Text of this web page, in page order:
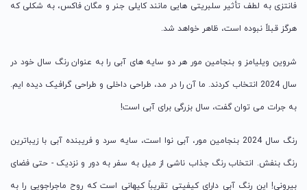
فانتزی به لطف تأثیر سلبریتی هایی مانند کایلی جنر و مگان فاکس، به شکلی که
هرگز قبلاً نبوده است، ظاهر خواهد شد.
شروین ویلیامز و بنجامین مور هر دو سایه های آبی را به عنوان رنگ سال خود در
سال 2024 انتخاب کردند. ما آن را در مد، طراحی داخلی و طراحی گرافیک دیده ایم.
به جرات می توان گفت، سال بزرگی برای آبی است!
رنگ سال 2024 بنجامین مور، آبی نوا است، سایه سرد و فریبنده آبی با زیباترین
رنگ بنفش. انتخاب رنگ جذاب ناشی از میل به سفر به دور و نزدیک - حتی فضای
بیرونی! این رنگ آبی دارای کیفیتی تقریباً کیهانی است که روح ماجراجویی را به